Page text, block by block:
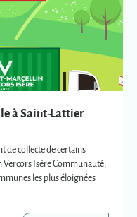
à Saint-Lattier
de collecte de certains
Vercors Isère Communauté,
les plus éloignées